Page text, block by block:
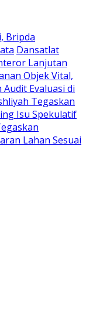
Bripda
Dansatlat
Lanjutan
Objek Vital,
Evaluasi di
Tegaskan
Isu Spekulatif
Lahan Sesuai